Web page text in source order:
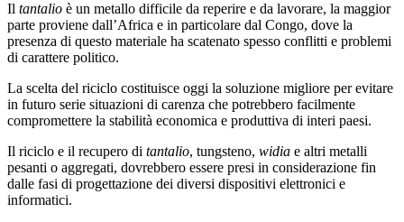
Il tantalio è un metallo difficile da reperire e da lavorare, la maggior
parte proviene dall’Africa e in particolare dal Congo, dove la
presenza di questo materiale ha scatenato spesso conflitti e problemi
di carattere politico.
La scelta del riciclo costituisce oggi la soluzione migliore per evitare
in futuro serie situazioni di carenza che potrebbero facilmente
compromettere la stabilità economica e produttiva di interi paesi.
Il riciclo e il recupero di tantalio, tungsteno, widia e altri metalli
pesanti o aggregati, dovrebbero essere presi in considerazione fin
dalle fasi di progettazione dei diversi dispositivi elettronici e
informatici.